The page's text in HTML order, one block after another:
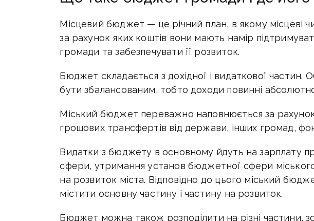
Місцевий бюджет — це річний план, в якому місцеві
за рахунок яких коштів вони мають намір
громади та забезпечувати її розвиток.
Бюджет складається з дохідної і видаткової частин.
бути збалансованим, тобто доходи повинні
Міський бюджет переважно наповнюється за рахунок
грошових трансфертів від держави, інших громад,
Видатки з бюджету в основному йдуть на зарплату
сфери, утримання установ бюджетної сфери
на розвиток міста. Відповідно до цього міський
містити основну частину і частину на розвиток.
Бюджет можна також розподілити на різні частини,